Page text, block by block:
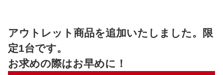
アウトレット商品を追加いたしました。限
定1台です。
お求めの際はお早めに！